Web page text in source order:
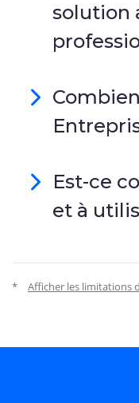
solution
Est-ce
et à
* Afficher les limitations